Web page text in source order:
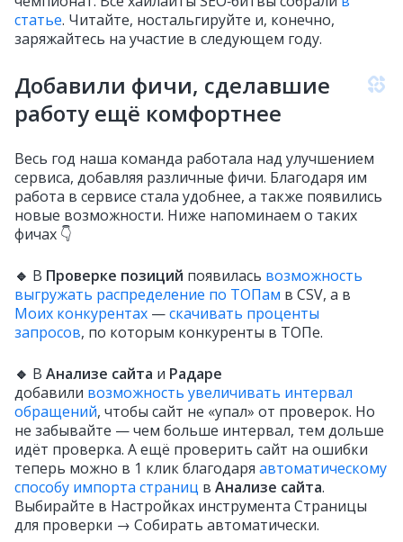
статье. Читайте, ностальгируйте и, конечно,
заряжайтесь на участие в следующем году.
Добавили фичи, сделавшие
работу ещё комфортнее
Весь год наша команда работала над улучшением
сервиса, добавляя различные фичи. Благодаря им
работа в сервисе стала удобнее, а также появились
новые возможности. Ниже напоминаем о таких
фичах 👇
🔹 В Проверке позиций появилась возможность
выгружать распределение по ТОПам в CSV, а в
Моих конкурентах —скачивать проценты
запросов, по которым конкуренты в ТОПе.
🔹 В Анализе сайта и Радаре
добавили возможность увеличивать интервал
обращений, чтобы сайт не «упал» от проверок. Но
не забывайте — чем больше интервал, тем дольше
идёт проверка. А ещё проверить сайт на ошибки
теперь можно в 1 клик благодаря автоматическому
способу импорта страниц в Анализе сайта.
Выбирайте в Настройках инструмента Страницы
для проверки → Собирать автоматически.